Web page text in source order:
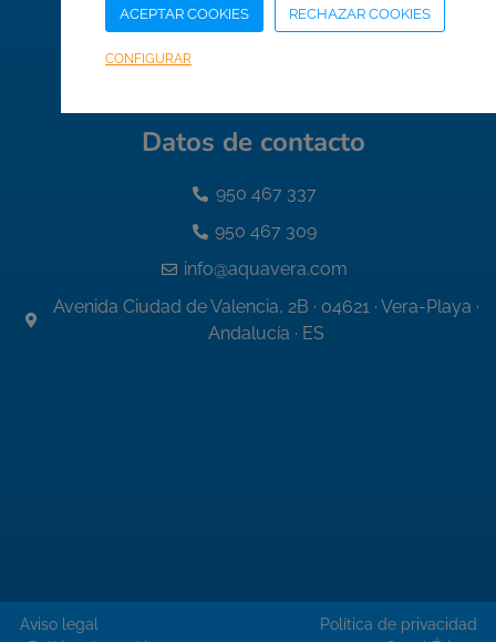
Acceso Área Corporativa
Datos de contacto
950 467 337
950 467 309
info@aquavera.com
Avenida Ciudad de Valencia, 2B · 04621 · Vera-Playa ·
Andalucía · ES
Aviso legal
Política de privacidad
ACEPTAR COOKIES RECHAZAR COOKIES
CONFIGURAR